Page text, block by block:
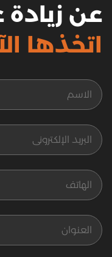
عن زيادة
اتخذها
الاسم
البريد الإلكتروني
الهاتف
العنوان